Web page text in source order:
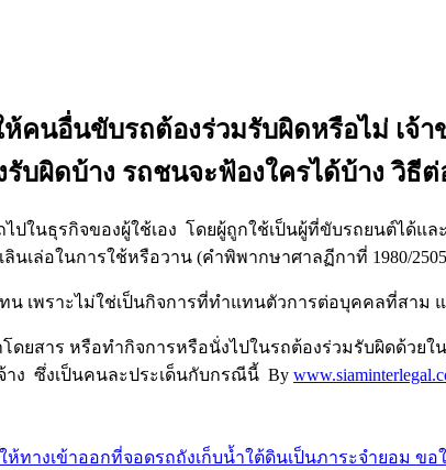
คนอื่นขับรถต้องร่วมรับผิดหรือไม่ เจ้
บผิดบ้าง รถชนจะฟ้องใครได้บ้าง วิธี
กิจของผู้ใช้เอง โดยผู้ถูกใช้เป็นผู้ที่ขับรถยนต์ได้แล
นเล่อในการใช้หรือวาน (คำพิพากษาศาลฏีกาที่ 1980/
ะไม่ใช่เป็นกิจการที่ทำแทนตัวการต่อบุคคลที่สาม แต่
หรือทำกิจการหรือนั่งไปในรถต้องร่วมรับผิดด้วยใน
ง ซึ่งเป็นคนละประเด็นกับกรณีนี้ By
ทางเข้าออกที่จอดรถถังเก็บน้ำใต้ดินเป็นภาระจำยอม